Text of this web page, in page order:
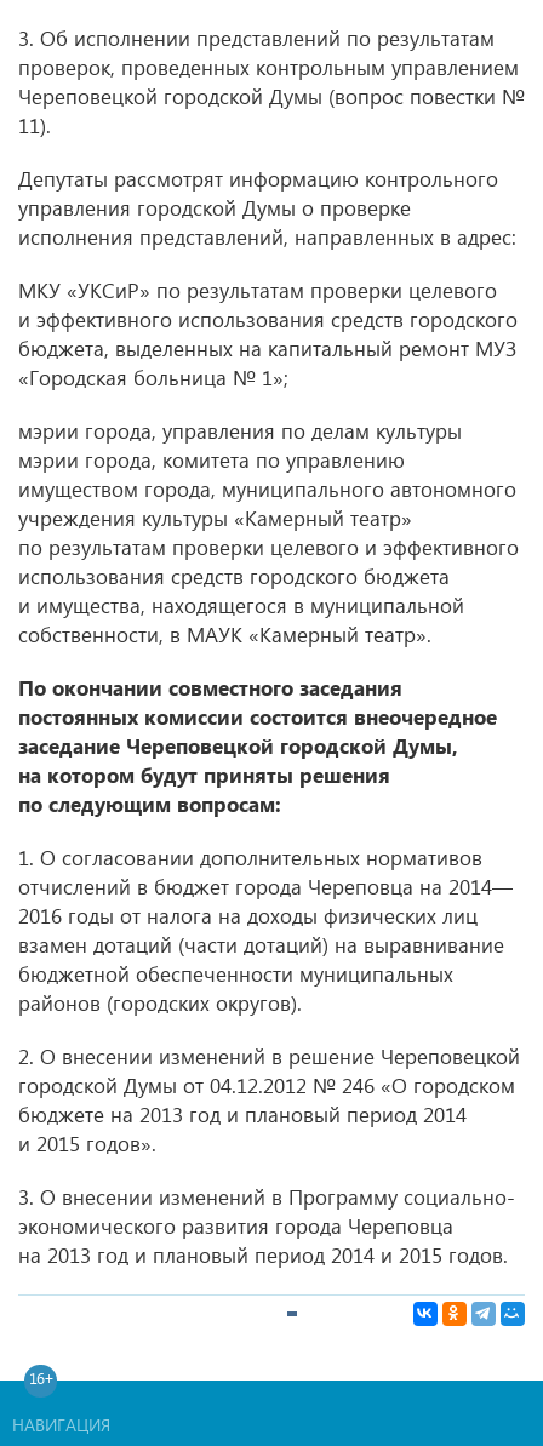
3. Об исполнении представлений по результатам
проверок, проведенных контрольным управлением
Череповецкой городской Думы (вопрос повестки №
11).
Депутаты рассмотрят информацию контрольного
управления городской Думы о проверке
исполнения представлений, направленных в адрес:
МКУ «УКСиР» по результатам проверки целевого
и эффективного использования средств городского
бюджета, выделенных на капитальный ремонт МУЗ
«Городская больница № 1»;
мэрии города, управления по делам культуры
мэрии города, комитета по управлению
имуществом города, муниципального автономного
учреждения культуры «Камерный театр»
по результатам проверки целевого и эффективного
использования средств городского бюджета
и имущества, находящегося в муниципальной
собственности, в МАУК «Камерный театр».
По окончании совместного заседания
постоянных комиссии состоится внеочередное
заседание Череповецкой городской Думы,
на котором будут приняты решения
по следующим вопросам:
1. О согласовании дополнительных нормативов
отчислений в бюджет города Череповца на 2014—
2016 годы от налога на доходы физических лиц
взамен дотаций (части дотаций) на выравнивание
бюджетной обеспеченности муниципальных
районов (городских округов).
2. О внесении изменений в решение Череповецкой
городской Думы от 04.12.2012 № 246 «О городском
бюджете на 2013 год и плановый период 2014
и 2015 годов».
3. О внесении изменений в Программу социально-
экономического развития города Череповца
на 2013 год и плановый период 2014 и 2015 годов.
16+
НАВИГАЦИЯ